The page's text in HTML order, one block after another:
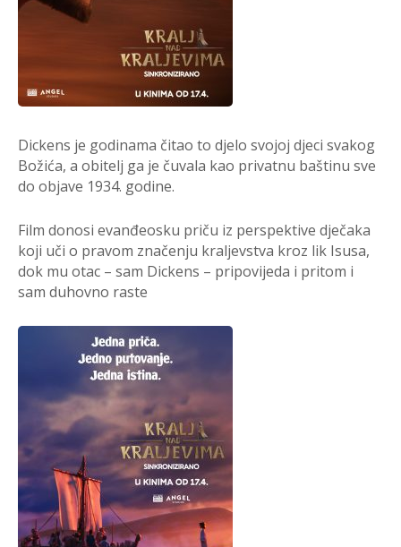
Dickens je godinama čitao to djelo svojoj djeci svakog
Božića, a obitelj ga je čuvala kao privatnu baštinu sve
do objave 1934. godine.
Film donosi evanđeosku priču iz perspektive dječaka
koji uči o pravom značenju kraljevstva kroz lik Isusa,
dok mu otac – sam Dickens – pripovijeda i pritom i
sam duhovno raste